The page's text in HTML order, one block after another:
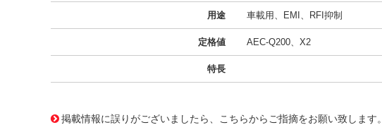
用途 車載用、EMI、RFI抑制
定格値 AEC-Q200、X2
特長
掲載情報に誤りがございましたら、こちらからご指摘をお願い致します。